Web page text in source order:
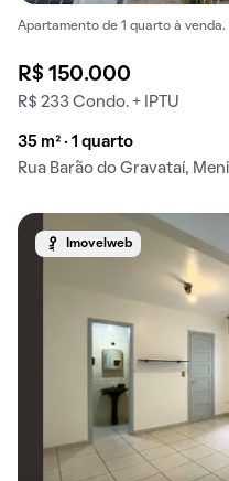
Apartamento de 1 quarto à venda.
R$ 150.000
R$ 233 Condo. + IPTU
35 m² · 1 quarto
Rua Barão do Gravataí,
Imovelweb